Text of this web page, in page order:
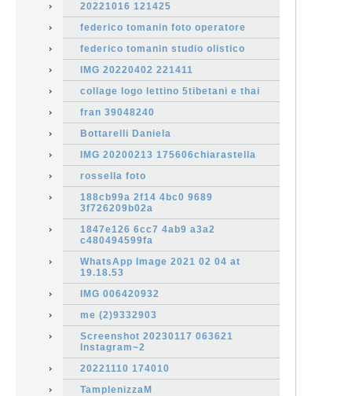
20221016 121425
federico tomanin foto operatore
federico tomanin studio olistico
IMG 20220402 221411
collage logo lettino 5tibetani e thai
fran 39048240
Bottarelli Daniela
IMG 20200213 175606chiarastella
rossella foto
188cb99a 2f14 4bc0 9689
3f726209b02a
1847e126 6cc7 4ab9 a3a2
c480494599fa
WhatsApp Image 2021 02 04 at
19.18.53
IMG 006420932
me (2)9332903
Screenshot 20230117 063621
Instagram~2
20221110 174010
TamplenizzaM